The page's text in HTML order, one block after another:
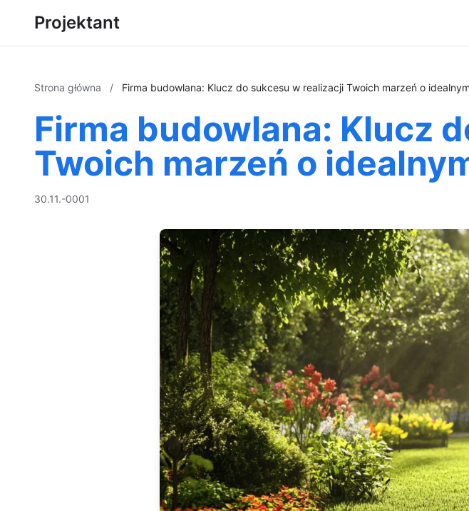
Projektant
Strona główna / Firma budowlana: Klucz do sukcesu w realizacji Twoich marzeń o
Firma budowlana: Klucz
Twoich marzeń o
30.11.-0001